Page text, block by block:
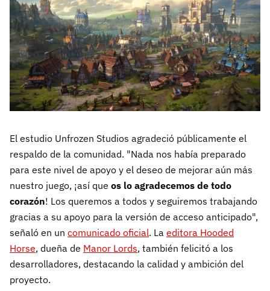
El estudio Unfrozen Studios agradeció públicamente el
respaldo de la comunidad. "Nada nos había preparado
para este nivel de apoyo y el deseo de mejorar aún más
nuestro juego, ¡así que os lo agradecemos de todo
corazón! Los queremos a todos y seguiremos trabajando
gracias a su apoyo para la versión de acceso anticipado",
señaló en un comunicado oficial. La editora Hooded
Horse, dueña de Manor Lords, también felicitó a los
desarrolladores, destacando la calidad y ambición del
proyecto.